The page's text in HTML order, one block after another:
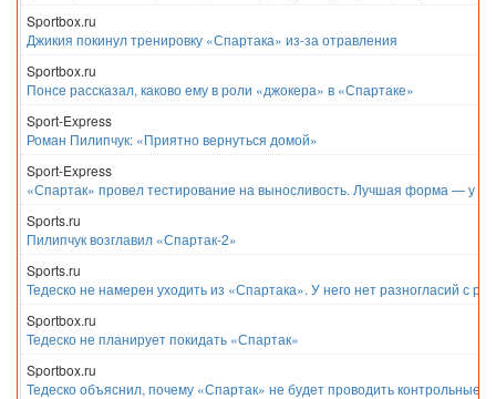
Sportbox.ru
Джикия покинул тренировку «Спартака» из-за отравления
Sportbox.ru
Понсе рассказал, каково ему в роли «джокера» в «Спартаке»
Sport-Express
Роман Пилипчук: «Приятно вернуться домой»
Sport-Express
«Спартак» провел тестирование на выносливость. Лучшая форма — у
Sports.ru
Пилипчук возглавил «Спартак-2»
Sports.ru
Тедеско не намерен уходить из «Спартака». У него нет разногласий с
Sportbox.ru
Тедеско не планирует покидать «Спартак»
Sportbox.ru
Тедеско объяснил, почему «Спартак» не будет проводить контрольные